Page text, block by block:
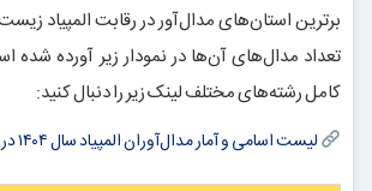
تعداد مدال‌های آن‌ها در نمودار زیر آورده شده
کامل رشته‌های مختلف لینک زیر را دنبال کنید:
لیست اسامی و آمار مدال‌آوران المپیاد سال ۱۴۰۴ در تمام رشته‌ها